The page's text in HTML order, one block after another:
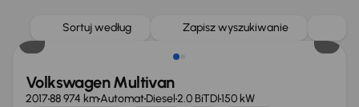
Sortuj według Zapisz wyszukiwanie
Volkswagen Multivan
201788 974 kmAutomatDiesel2.0 BiTDI150 kW